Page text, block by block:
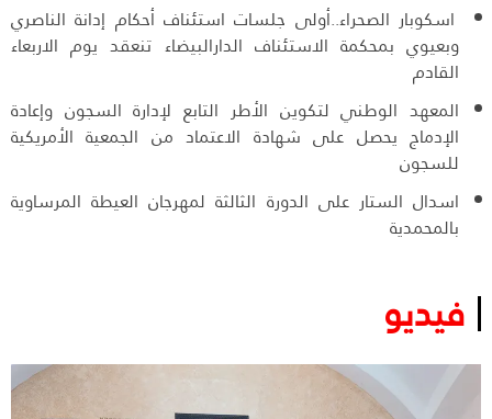
اسكوبار الصحراء..أولى جلسات استئناف أحكام إدانة الناصري
وبعيوي بمحكمة الاستئناف الدارالبيضاء تنعقد يوم الاربعاء
القادم
المعهد الوطني لتكوين الأطر التابع لإدارة السجون وإعادة
الإدماج يحصل على شهادة الاعتماد من الجمعية الأمريكية
للسجون
اسدال الستار على الدورة الثالثة لمهرجان العيطة المرساوية
بالمحمدية
فيديو